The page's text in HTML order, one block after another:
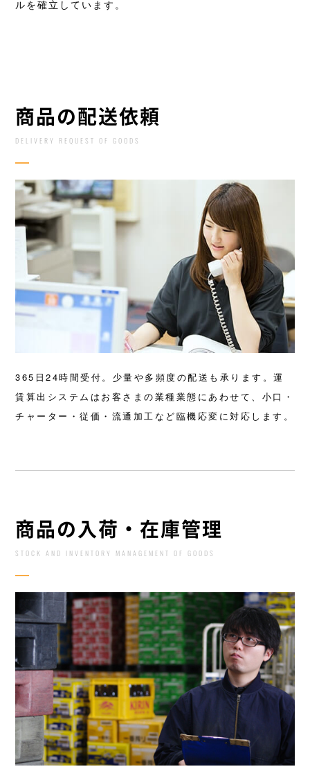
ルを確立しています。
商品の配送依頼
DELIVERY REQUEST OF GOODS
365日24時間受付。少量や多頻度の配送も承ります。運
賃算出システムはお客さまの業種業態にあわせて、小口・
チャーター・従価・流通加工など臨機応変に対応します。
商品の入荷・在庫管理
STOCK AND INVENTORY MANAGEMENT OF GOODS